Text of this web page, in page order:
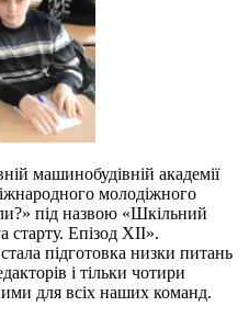
машинобудівній академії
молодіжного
під назвою «Шкільний
Епізод XII».
підготовка низки питань
і тільки чотири
для всіх наших команд.